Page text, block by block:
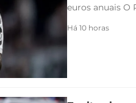
euros anuais O
Há 10 horas